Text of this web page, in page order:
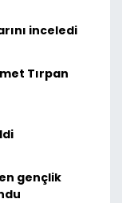
inceledi
Tırpan
gençlik